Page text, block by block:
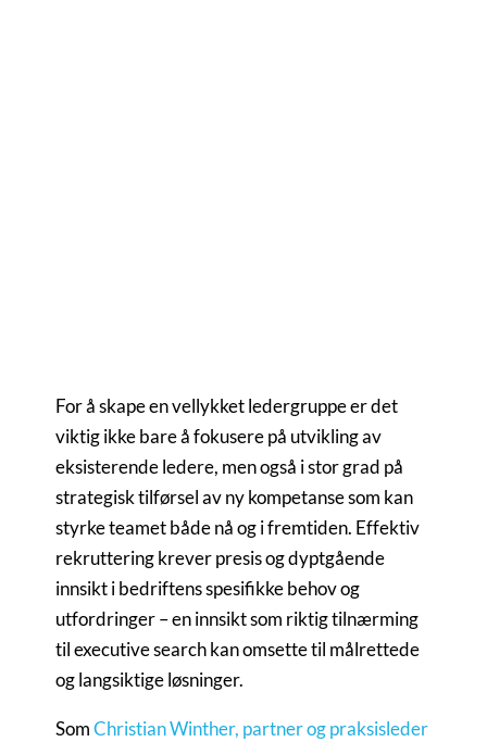
For å skape en vellykket ledergruppe er det
viktig ikke bare å fokusere på utvikling av
eksisterende ledere, men også i stor grad på
strategisk tilførsel av ny kompetanse som kan
styrke teamet både nå og i fremtiden. Effektiv
rekruttering krever presis og dyptgående
innsikt i bedriftens spesifikke behov og
utfordringer – en innsikt som riktig tilnærming
til executive search kan omsette til målrettede
og langsiktige løsninger.
SomChristian Winther, partner og praksisleder